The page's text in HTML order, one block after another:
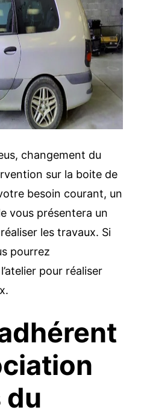
changement du
sur la boite de
besoin courant, un
vous présentera un
les travaux. Si
pourrez
pour réaliser
du